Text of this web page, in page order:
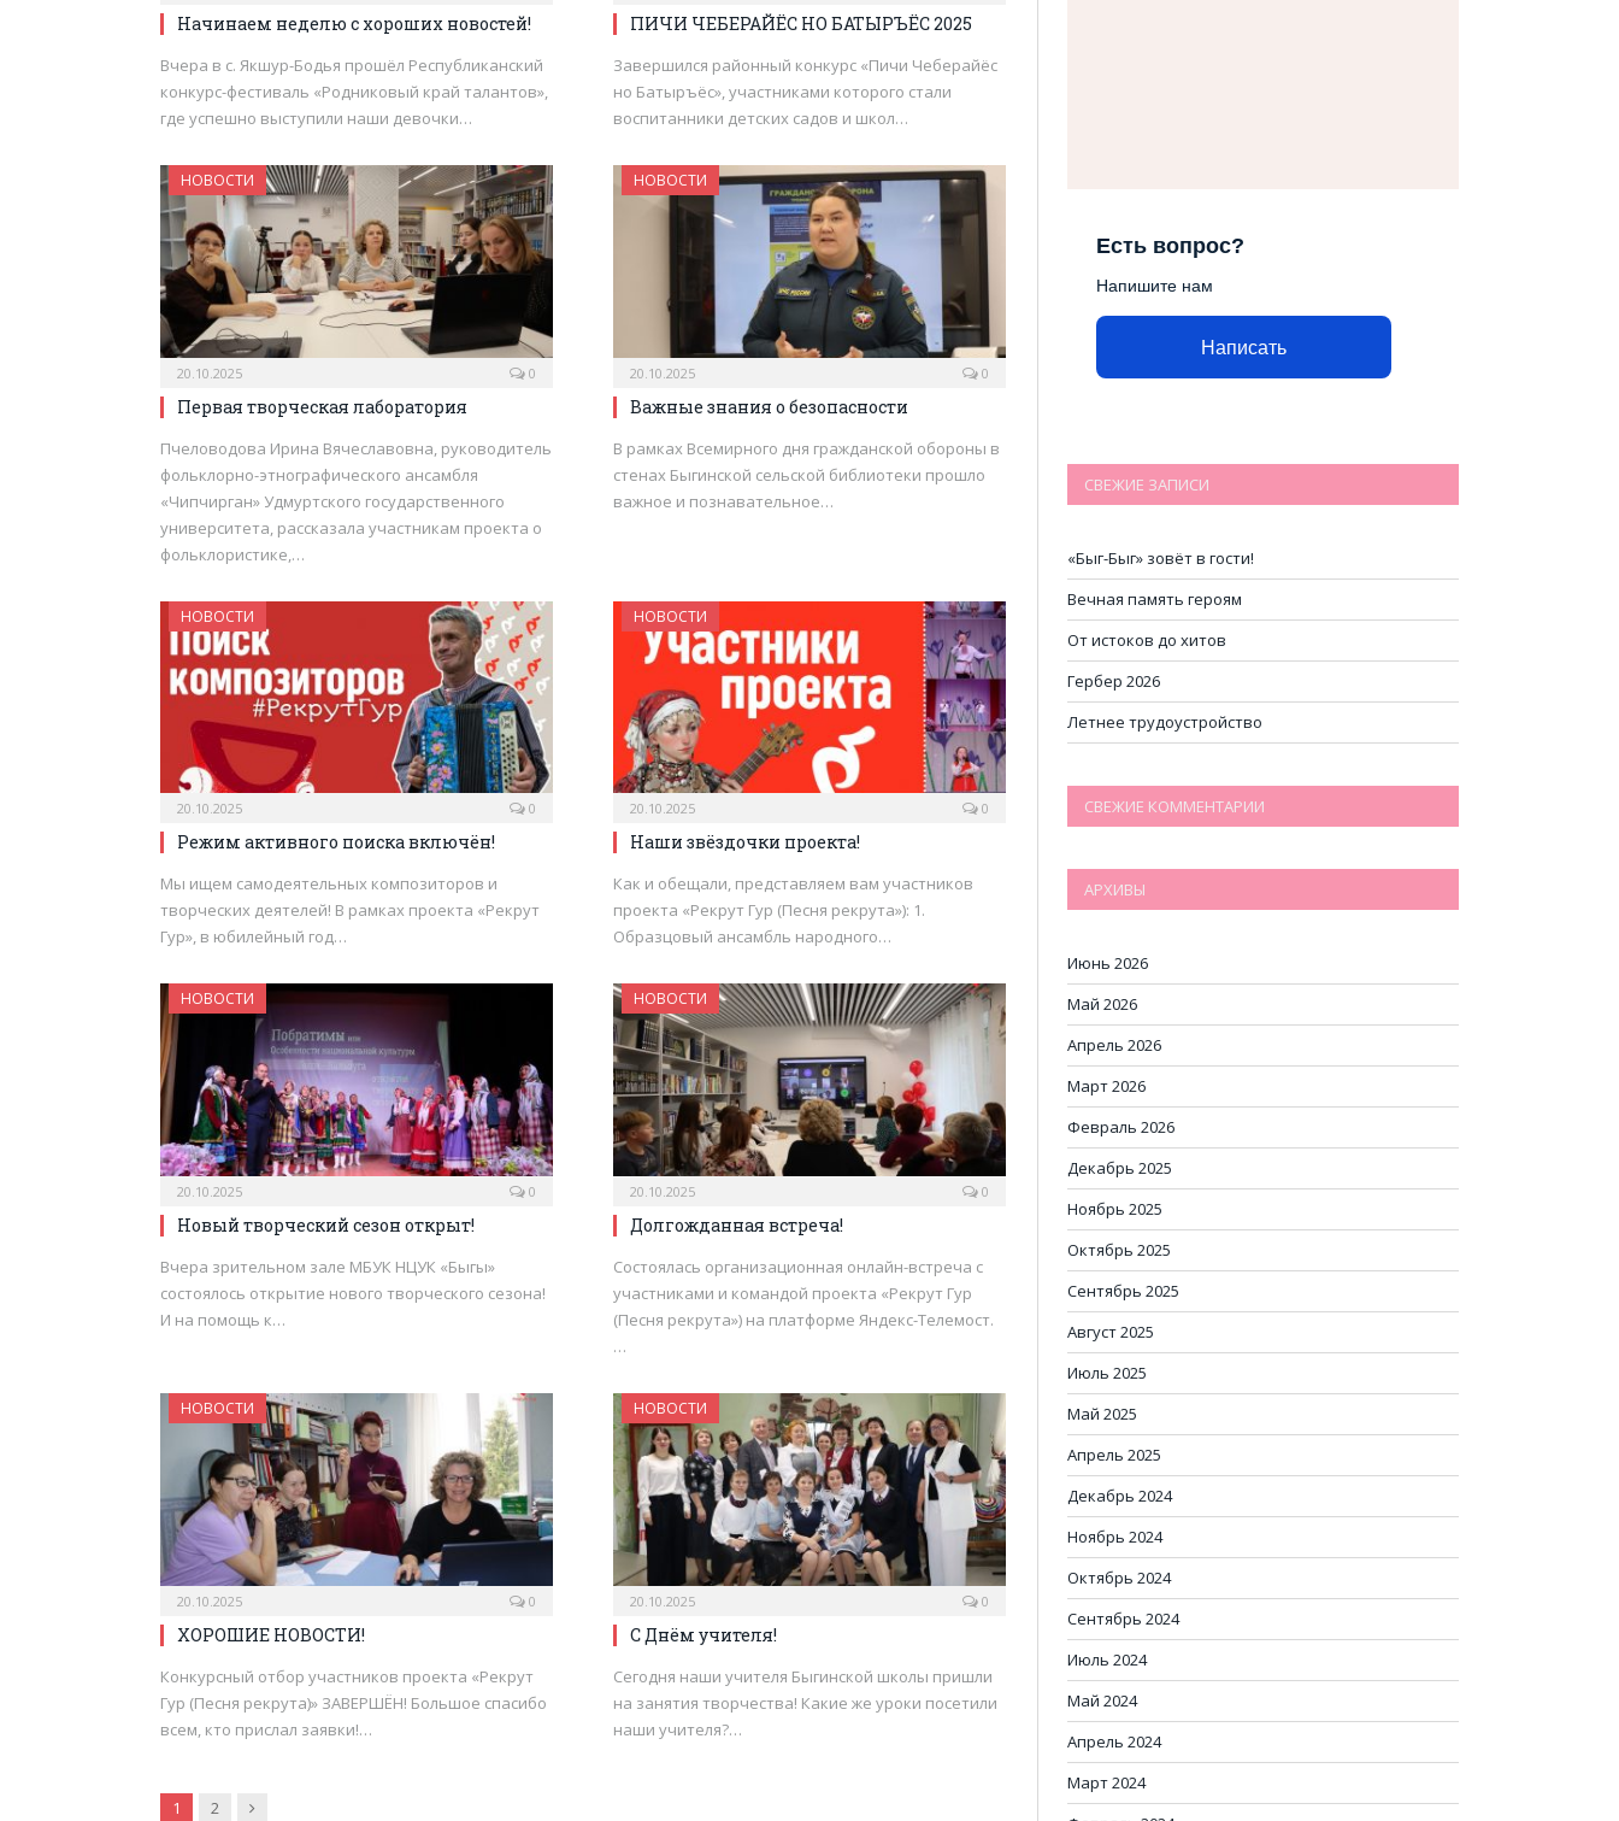
Начинаем неделю с хороших новостей!
Вчера в с. Якшур-Бодья прошёл Республиканский
конкурс-фестиваль «Родниковый край талантов»,
где успешно выступили наши девочки…
ПИЧИ ЧЕБЕРАЙЁС НО БАТЫРЪЁС 2025
Завершился районный конкурс «Пичи Чеберайёс
но Батыръёс», участниками которого стали
воспитанники детских садов и школ…
НОВОСТИ
20.10.2025 0
Первая творческая лаборатория
Пчеловодова Ирина Вячеславовна, руководитель
фольклорно-этнографического ансамбля
«Чипчирган» Удмуртского государственного
университета, рассказала участникам проекта о
фольклористике,…
НОВОСТИ
20.10.2025 0
Важные знания о безопасности
В рамках Всемирного дня гражданской обороны в
стенах Быгинской сельской библиотеки прошло
важное и познавательное…
НОВОСТИ
20.10.2025 0
Режим активного поиска включён!
Мы ищем самодеятельных композиторов и
творческих деятелей! В рамках проекта «Рекрут
Гур», в юбилейный год…
НОВОСТИ
20.10.2025 0
Наши звёздочки проекта!
Как и обещали, представляем вам участников
проекта «Рекрут Гур (Песня рекрута»): 1.
Образцовый ансамбль народного…
НОВОСТИ
20.10.2025 0
Новый творческий сезон открыт!
Вчера зрительном зале МБУК НЦУК «Быгы»
состоялось открытие нового творческого сезона!
И на помощь к…
НОВОСТИ
20.10.2025 0
Долгожданная встреча!
Состоялась организационная онлайн-встреча с
участниками и командой проекта «Рекрут Гур
(Песня рекрута») на платформе Яндекс-Телемост.
…
НОВОСТИ
20.10.2025 0
ХОРОШИЕ НОВОСТИ!
Конкурсный отбор участников проекта «Рекрут
Гур (Песня рекрута)» ЗАВЕРШЁН! Большое спасибо
всем, кто прислал заявки!…
НОВОСТИ
20.10.2025 0
С Днём учителя!
Сегодня наши учителя Быгинской школы пришли
на занятия творчества! Какие же уроки посетили
наши учителя?…
1 2 Вперёд
Есть вопрос?
Напишите нам
Написать
СВЕЖИЕ ЗАПИСИ
«Быг-Быг» зовёт в гости!
Вечная память героям
От истоков до хитов
Гербер 2026
Летнее трудоустройство
СВЕЖИЕ КОММЕНТАРИИ
АРХИВЫ
Июнь 2026
Май 2026
Апрель 2026
Март 2026
Февраль 2026
Декабрь 2025
Ноябрь 2025
Октябрь 2025
Сентябрь 2025
Август 2025
Июль 2025
Май 2025
Апрель 2025
Декабрь 2024
Ноябрь 2024
Октябрь 2024
Сентябрь 2024
Июль 2024
Май 2024
Апрель 2024
Март 2024